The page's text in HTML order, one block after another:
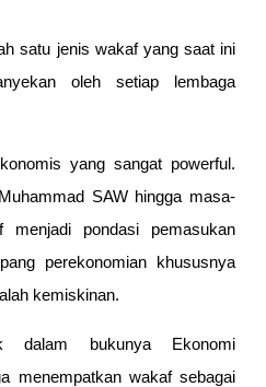
satu jenis wakaf yang saat ini
oleh setiap lembaga
yang sangat powerful.
SAW hingga masa-
menjadi pondasi pemasukan
perekonomian khususnya
kemiskinan.
bukunya Ekonomi
menempatkan wakaf sebagai